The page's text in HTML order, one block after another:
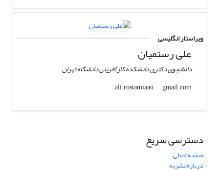
ویراستار انگلیسی
علی رستمیان
دانشجوی دکتری دانشکده کارآفرینی دانشگاه تهران
ali.rostamiaan
gmail.com
دسترسی سریع
صفحه اصلی
درباره نشریه